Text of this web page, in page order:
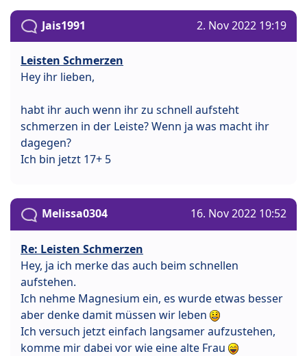
Jais1991 2. Nov 2022 19:19
Leisten Schmerzen
Hey ihr lieben,
habt ihr auch wenn ihr zu schnell aufsteht
schmerzen in der Leiste? Wenn ja was macht ihr
dagegen?
Ich bin jetzt 17+ 5
Melissa0304 16. Nov 2022 10:52
Re: Leisten Schmerzen
Hey, ja ich merke das auch beim schnellen
aufstehen.
Ich nehme Magnesium ein, es wurde etwas besser
aber denke damit müssen wir leben
Ich versuch jetzt einfach langsamer aufzustehen,
komme mir dabei vor wie eine alte Frau